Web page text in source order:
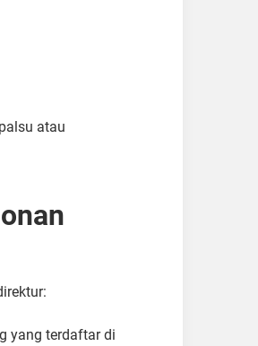
atau
yang terdaftar di